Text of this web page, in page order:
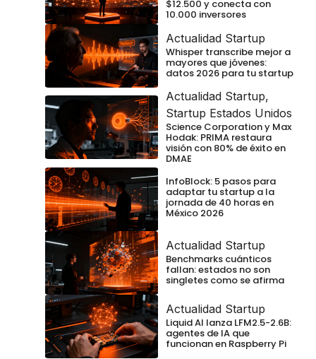
$12.500 y conecta con
10.000 inversores
Actualidad Startup
Whisper transcribe mejor a
mayores que jóvenes:
datos 2026 para tu startup
Actualidad Startup,
Startup Estados Unidos
Science Corporation y Max
Hodak: PRIMA restaura
visión con 80% de éxito en
DMAE
InfoBlock: 5 pasos para
adaptar tu startup a la
jornada de 40 horas en
México 2026
Actualidad Startup
Benchmarks cuánticos
fallan: estados no son
singletes como se afirma
Actualidad Startup
Liquid AI lanza LFM2.5-2.6B:
agentes de IA que
funcionan en Raspberry Pi